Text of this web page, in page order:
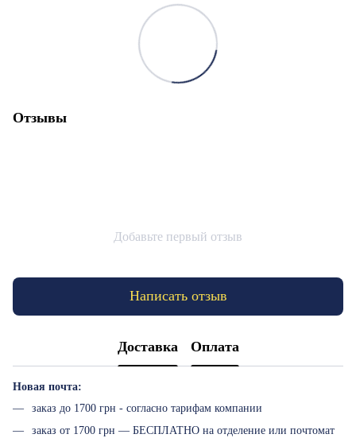
Отзывы
Добавьте первый отзыв
Написать отзыв
Доставка Оплата
Новая почта:
заказ до 1700 грн - согласно тарифам компании
заказ от 1700 грн — БЕСПЛАТНО на отделение или почтомат